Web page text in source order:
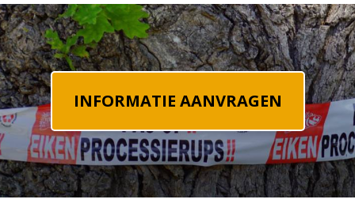
INFORMATIE AANVRAGEN